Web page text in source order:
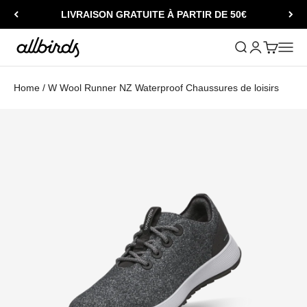
LIVRAISON GRATUITE À PARTIR DE 50€
Allbirds Ouvrir laOuvrir le
Voir leOuvrir
Home / W Wool Runner NZ Waterproof Chaussures de loisirs